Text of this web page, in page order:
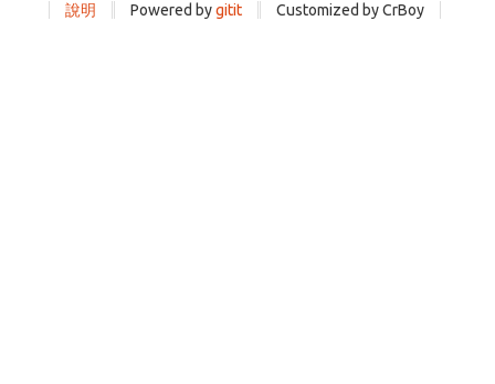
說明
Powered bygitit Customized by CrBoy